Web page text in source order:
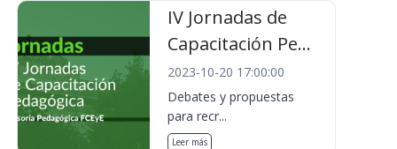
IV Jornadas de
Capacitación Pe...
2023-10-20 17:00:00
Debates y propuestas
para recr...
Leer más